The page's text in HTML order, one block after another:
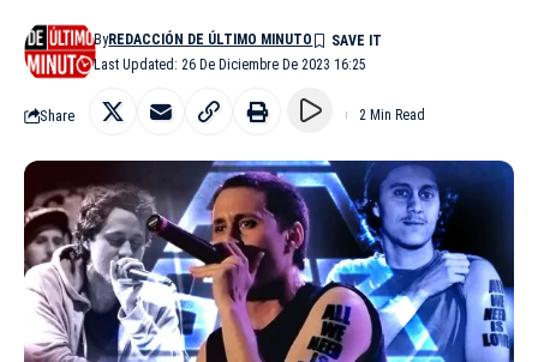
Last Updated: 26 De Diciembre De 2023 16:25
ByREDACCIÓN DE ÚLTIMO MINUTO
Share 2 Min Read